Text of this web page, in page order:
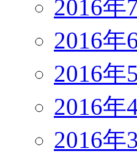
2016年
2016年
2016年
2016年
2016年